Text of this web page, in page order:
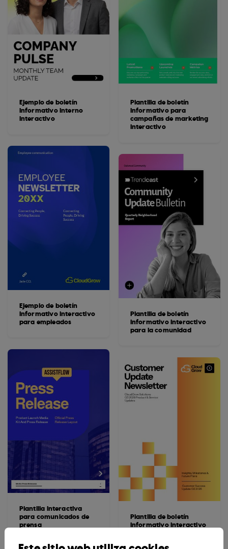
Ejemplo de boletín
informativo interno
interactivo
Ejemplo de boletín
informativo interactivo
para empleados
Plantilla interactiva
para comunicados de
prensa
Plantilla de boletín
informativo para
campañas de marketing
interactivo
Plantilla de boletín
informativo interactivo
para la comunidad
Plantilla de boletín
informativo interactivo